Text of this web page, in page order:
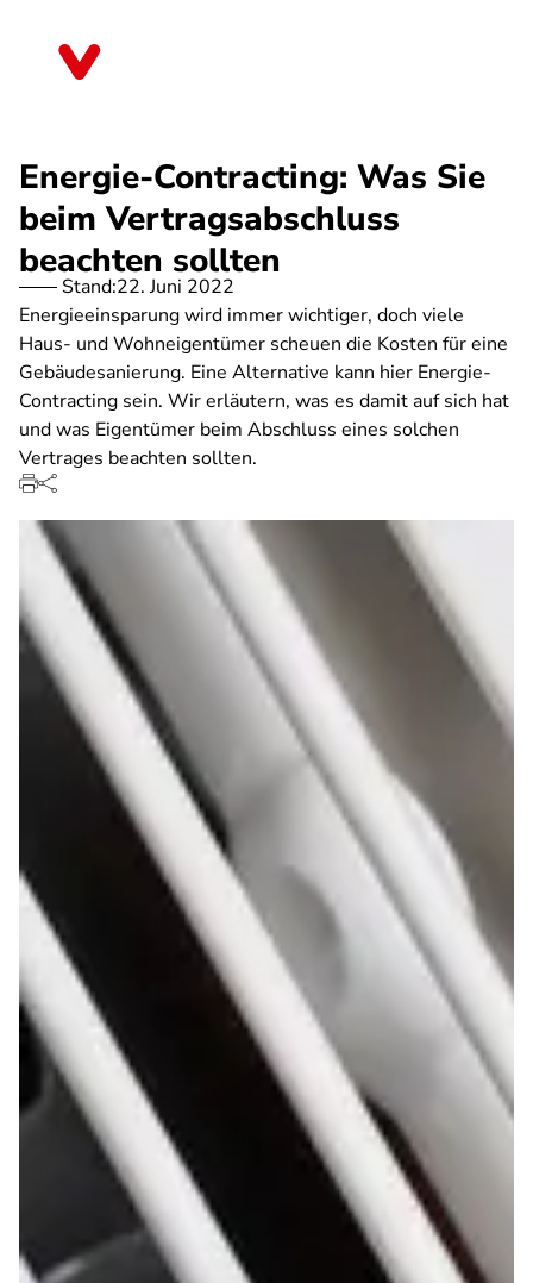
Energie-Contracting: Was Sie
beim Vertragsabschluss
beachten sollten
Stand:22. Juni 2022
Energieeinsparung wird immer wichtiger, doch viele
Haus- und Wohneigentümer scheuen die Kosten für eine
Gebäudesanierung. Eine Alternative kann hier Energie-
Contracting sein. Wir erläutern, was es damit auf sich hat
und was Eigentümer beim Abschluss eines solchen
Vertrages beachten sollten.